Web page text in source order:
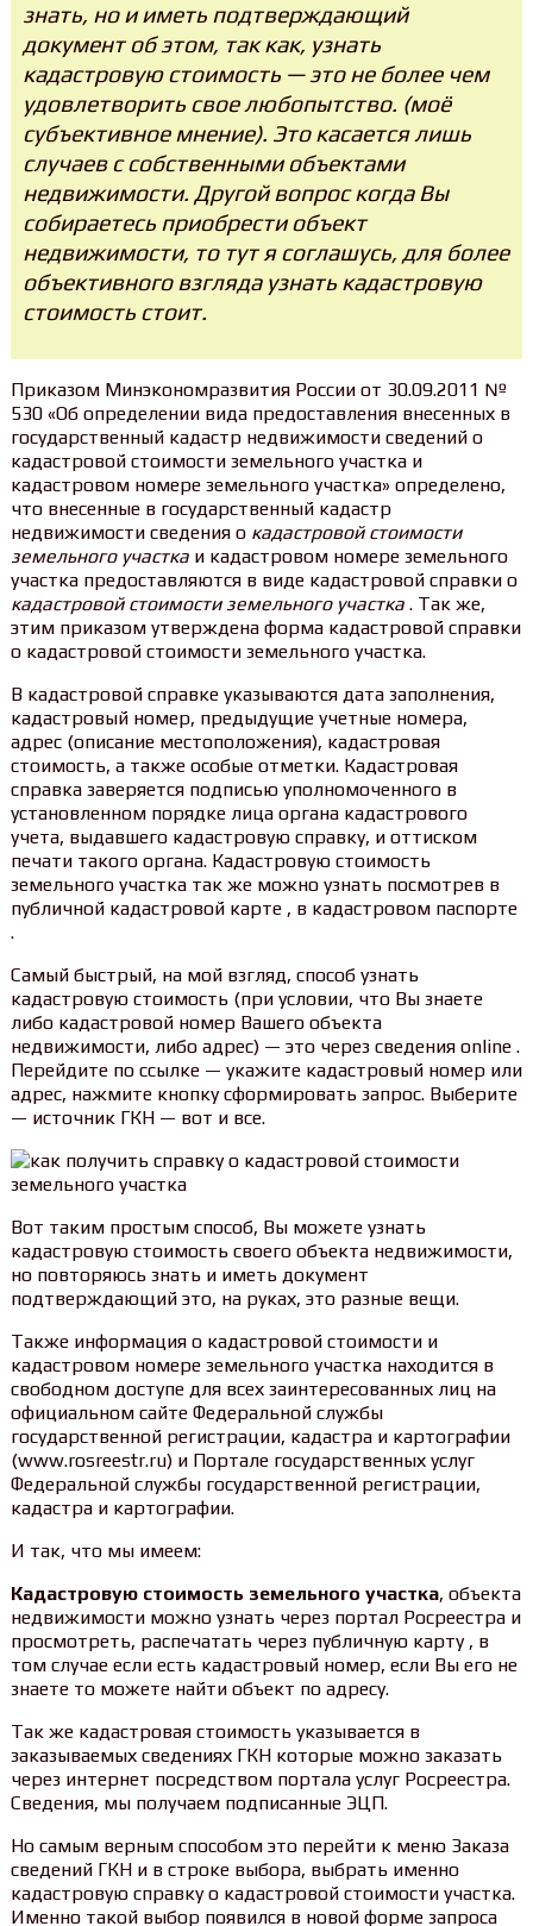
знать, но и иметь подтверждающий
документ об этом, так как, узнать
кадастровую стоимость — это не более чем
удовлетворить свое любопытство. (моё
субъективное мнение). Это касается лишь
случаев с собственными объектами
недвижимости. Другой вопрос когда Вы
собираетесь приобрести объект
недвижимости, то тут я соглашусь, для более
объективного взгляда узнать кадастровую
стоимость стоит.
Приказом Минэкономразвития России от 30.09.2011 №
530 «Об определении вида предоставления внесенных в
государственный кадастр недвижимости сведений о
кадастровой стоимости земельного участка и
кадастровом номере земельного участка» определено,
что внесенные в государственный кадастр
недвижимости сведения о кадастровой стоимости
земельного участкаи кадастровом номере земельного
участка предоставляются в виде кадастровой справки о
кадастровой стоимости земельного участка. Так же,
этим приказом утверждена форма кадастровой справки
о кадастровой стоимости земельного участка.
В кадастровой справке указываются дата заполнения,
кадастровый номер, предыдущие учетные номера,
адрес (описание местоположения), кадастровая
стоимость, а также особые отметки. Кадастровая
справка заверяется подписью уполномоченного в
установленном порядке лица органа кадастрового
учета, выдавшего кадастровую справку, и оттиском
печати такого органа. Кадастровую стоимость
земельного участка так же можно узнать посмотрев в
публичной кадастровой карте , в кадастровом паспорте
.
Самый быстрый, на мой взгляд, способ узнать
кадастровую стоимость (при условии, что Вы знаете
либо кадастровой номер Вашего объекта
недвижимости, либо адрес) — это через сведения online .
Перейдите по ссылке — укажите кадастровый номер или
адрес, нажмите кнопку сформировать запрос. Выберите
— источник ГКН — вот и все.
Вот таким простым способ, Вы можете узнать
кадастровую стоимость своего объекта недвижимости,
но повторяюсь знать и иметь документ
подтверждающий это, на руках, это разные вещи.
Также информация о кадастровой стоимости и
кадастровом номере земельного участка находится в
свободном доступе для всех заинтересованных лиц на
официальном сайте Федеральной службы
государственной регистрации, кадастра и картографии
(www.rosreestr.ru) и Портале государственных услуг
Федеральной службы государственной регистрации,
кадастра и картографии.
И так, что мы имеем:
Кадастровую стоимость земельного участка, объекта
недвижимости можно узнать через портал Росреестра и
просмотреть, распечатать через публичную карту , в
том случае если есть кадастровый номер, если Вы его не
знаете то можете найти объект по адресу.
Так же кадастровая стоимость указывается в
заказываемых сведениях ГКН которые можно заказать
через интернет посредством портала услуг Росреестра.
Сведения, мы получаем подписанные ЭЦП.
Но самым верным способом это перейти к меню Заказа
сведений ГКН и в строке выбора, выбрать именно
кадастровую справку о кадастровой стоимости участка.
Именно такой выбор появился в новой форме запроса